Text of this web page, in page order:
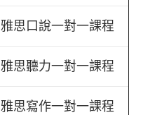
雅思口說一對一課程
雅思聽力一對一課程
雅思寫作一對一課程